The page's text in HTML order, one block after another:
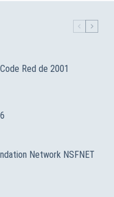
Red de 2001
Network NSFNET